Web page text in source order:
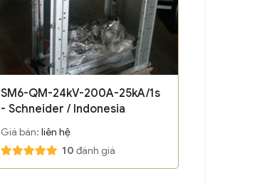
SM6-QM-24kV-200A-25kA/1s
- Schneider / Indonesia
Giá bán: liên hệ
10 đánh giá